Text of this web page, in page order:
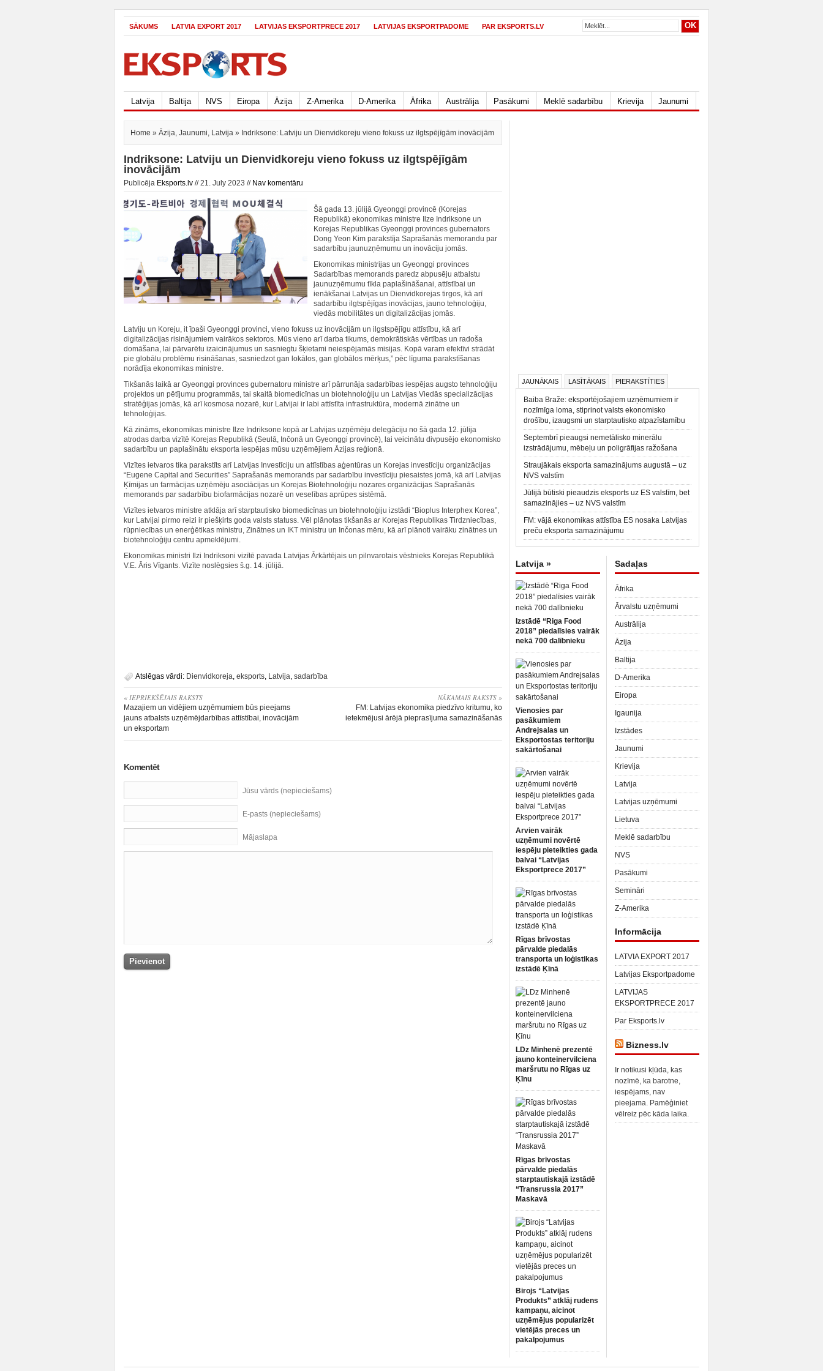
SĀKUMS LATVIA EXPORT 2017 LATVIJAS EKSPORTPRECE 2017 LATVIJAS EKSPORTPADOME PAR EKSPORTS.LV
Latvija Baltija NVS Eiropa Āzija Z-Amerika D-Amerika Āfrika Austrālija Pasākumi Meklē sadarbību Krievija Jaunumi
Home » Āzija, Jaunumi, Latvija » Indriksone: Latviju un Dienvidkoreju vieno fokuss uz ilgtspējīgām inovācijām
Indriksone: Latviju un Dienvidkoreju vieno fokuss uz ilgtspējīgām
inovācijām
Publicēja Eksports.lv // 21. July 2023 // Nav komentāru
Šā gada 13. jūlijā Gyeonggi provincē (Korejas
Republikā) ekonomikas ministre Ilze Indriksone un
Korejas Republikas Gyeonggi provinces gubernators
Dong Yeon Kim parakstīja Saprašanās memorandu par
sadarbību jaunuzņēmumu un inovāciju jomās.
Ekonomikas ministrijas un Gyeonggi provinces
Sadarbības memorands paredz abpusēju atbalstu
jaunuzņēmumu tīkla paplašināšanai, attīstībai un
ienākšanai Latvijas un Dienvidkorejas tirgos, kā arī
sadarbību ilgtspējīgas inovācijas, jauno tehnoloģiju,
viedās mobilitātes un digitalizācijas jomās.
Latviju un Koreju, it īpaši Gyeonggi provinci, vieno fokuss uz inovācijām un ilgstspējīgu attīstību, kā arī
digitalizācijas risinājumiem vairākos sektoros. Mūs vieno arī darba tikums, demokrātiskās vērtības un radoša
domāšana, lai pārvarētu izaicinājumus un sasniegtu šķietami neiespējamās misijas. Kopā varam efektīvi strādāt
pie globālu problēmu risināšanas, sasniedzot gan lokālos, gan globālos mērķus,” pēc līguma parakstīšanas
norādīja ekonomikas ministre.
Tikšanās laikā ar Gyeonggi provinces gubernatoru ministre arī pārrunāja sadarbības iespējas augsto tehnoloģiju
projektos un pētījumu programmās, tai skaitā biomedicīnas un biotehnoloģiju un Latvijas Viedās specializācijas
stratēģijas jomās, kā arī kosmosa nozarē, kur Latvijai ir labi attīstīta infrastruktūra, modernā zinātne un
tehnoloģijas.
Kā zināms, ekonomikas ministre Ilze Indriksone kopā ar Latvijas uzņēmēju delegāciju no šā gada 12. jūlija
atrodas darba vizītē Korejas Republikā (Seulā, Inčonā un Gyeonggi provincē), lai veicinātu divpusējo ekonomisko
sadarbību un paplašinātu eksporta iespējas mūsu uzņēmējiem Āzijas reģionā.
Vizītes ietvaros tika parakstīts arī Latvijas Investīciju un attīstības aģentūras un Korejas investīciju organizācijas
“Eugene Capital and Securities” Saprašanās memorands par sadarbību investīciju piesaistes jomā, kā arī Latvijas
Ķīmijas un farmācijas uzņēmēju asociācijas un Korejas Biotehnoloģiju nozares organizācijas Saprašanās
memorands par sadarbību biofarmācijas nozarē un veselības aprūpes sistēmā.
Vizītes ietvaros ministre atklāja arī starptautisko biomedicīnas un biotehnoloģiju izstādi “Bioplus Interphex Korea”,
kur Latvijai pirmo reizi ir piešķirts goda valsts statuss. Vēl plānotas tikšanās ar Korejas Republikas Tirdzniecības,
rūpniecības un enerģētikas ministru, Zinātnes un IKT ministru un Inčonas mēru, kā arī plānoti vairāku zinātnes un
biotehnoloģiju centru apmeklējumi.
Ekonomikas ministri Ilzi Indriksoni vizītē pavada Latvijas Ārkārtējais un pilnvarotais vēstnieks Korejas Republikā
V.E. Āris Vīgants. Vizīte noslēgsies š.g. 14. jūlijā.
Atslēgas vārdi: Dienvidkoreja, eksports, Latvija, sadarbība
« IEPRIEKŠĒJAIS RAKSTS
Mazajiem un vidējiem uzņēmumiem būs pieejams
jauns atbalsts uzņēmējdarbības attīstībai, inovācijām
un eksportam
NĀKAMAIS RAKSTS »
FM: Latvijas ekonomika piedzīvo kritumu, ko
ietekmējusi ārējā pieprasījuma samazināšanās
Komentēt
Jūsu vārds (nepieciešams)
E-pasts (nepieciešams)
Mājaslapa
JAUNĀKAIS LASĪTĀKAIS PIERAKSTĪTIES
Baiba Braže: eksportējošajiem uzņēmumiem ir
nozīmīga loma, stiprinot valsts ekonomisko
drošību, izaugsmi un starptautisko atpazīstamību
Septembrī pieaugsi nemetālisko minerālu
izstrādājumu, mēbeļu un poligrāfijas ražošana
Straujākais eksporta samazinājums augustā – uz
NVS valstīm
Jūlijā būtiski pieaudzis eksports uz ES valstīm, bet
samazinājies – uz NVS valstīm
FM: vājā ekonomikas attīstība ES nosaka Latvijas
preču eksporta samazinājumu
Latvija »
Izstādē “Riga Food
2018” piedalīsies vairāk
nekā 700 dalībnieku
Vienosies par
pasākumiem
Andrejsalas un
Eksportostas teritoriju
sakārtošanai
Arvien vairāk
uzņēmumi novērtē
iespēju pieteikties gada
balvai “Latvijas
Eksportprece 2017”
Rīgas brīvostas
pārvalde piedalās
transporta un loģistikas
izstādē Ķīnā
LDz Minhenē prezentē
jauno konteinervilciena
maršrutu no Rīgas uz
Ķīnu
Rīgas brīvostas
pārvalde piedalās
starptautiskajā izstādē
“Transrussia 2017”
Maskavā
Birojs “Latvijas
Produkts” atklāj rudens
kampaņu, aicinot
uzņēmējus popularizēt
vietējās preces un
pakalpojumus
Sadaļas
Āfrika
Ārvalstu uzņēmumi
Austrālija
Āzija
Baltija
D-Amerika
Eiropa
Igaunija
Izstādes
Jaunumi
Krievija
Latvija
Latvijas uzņēmumi
Lietuva
Meklē sadarbību
NVS
Pasākumi
Semināri
Z-Amerika
Informācija
LATVIA EXPORT 2017
Latvijas Eksportpadome
LATVIJAS
EKSPORTPRECE 2017
Par Eksports.lv
Bizness.lv
Ir notikusi kļūda, kas
nozīmē, ka barotne,
iespējams, nav
pieejama. Pamēģiniet
vēlreiz pēc kāda laika.